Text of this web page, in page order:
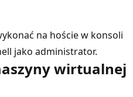
na hoście w konsoli
jako administrator.
wirtualnej